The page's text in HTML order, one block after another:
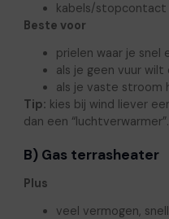
kabels/
Beste voor
prielen waar je snel
als je geen vuur wilt
als je vaste stroom
Tip: kies bij wind liever
dan een “luchtverwarmer”.
B) Gas terrasheater
Plus
veel vermogen,